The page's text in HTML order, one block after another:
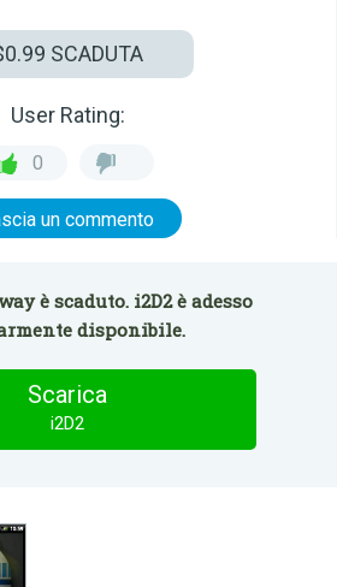
SCADUTA
User Rating:
0
un commento
è scaduto. i2D2 è adesso
disponibile.
Scarica
i2D2